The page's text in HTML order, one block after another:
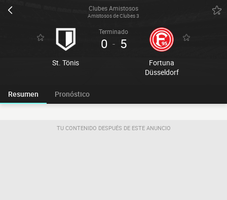
Clubes Amistosos
Amistosos de Clubes 3
St. Tönis
Terminado
0 - 5
Fortuna
Düsseldorf
Resumen Pronóstico
TU CONTENIDO DESPUÉS DE ESTE ANUNCIO